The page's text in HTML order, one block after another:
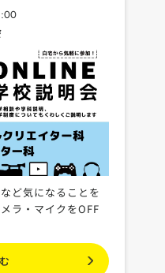
ど気になることを
ラ・マイクをOFF